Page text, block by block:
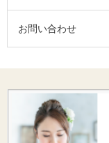
お問い合わせ